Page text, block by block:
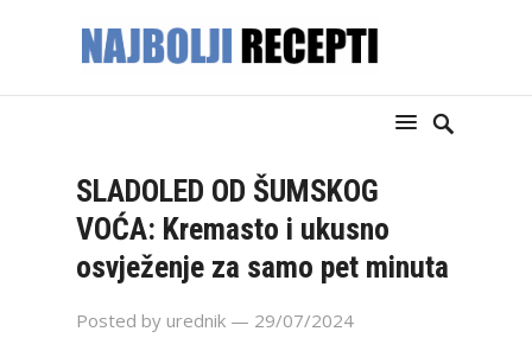
SLADOLED OD ŠUMSKOG
VOĆA: Kremasto i ukusno
osvježenje za samo pet minuta
Posted by urednik — 29/07/2024